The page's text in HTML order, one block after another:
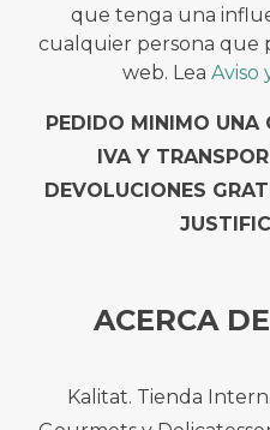
que tenga una
cualquier persona que
web. Lea Aviso
PEDIDO MINIMO UNA
IVA Y
DEVOLUCIONES
ACERCA
Kalitat. Tienda